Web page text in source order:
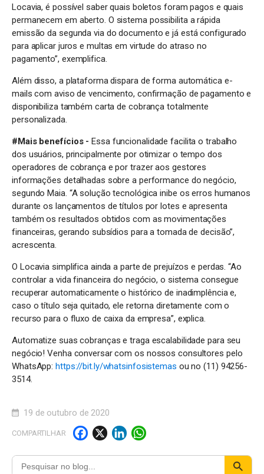
Locavia, é possível saber quais boletos foram pagos e quais
permanecem em aberto. O sistema possibilita a rápida
emissão da segunda via do documento e já está configurado
para aplicar juros e multas em virtude do atraso no
pagamento”, exemplifica.
Além disso, a plataforma dispara de forma automática e-
mails com aviso de vencimento, confirmação de pagamento e
disponibiliza também carta de cobrança totalmente
personalizada.
#Mais benefícios - Essa funcionalidade facilita o trabalho
dos usuários, principalmente por otimizar o tempo dos
operadores de cobrança e por trazer aos gestores
informações detalhadas sobre a performance do negócio,
segundo Maia. “A solução tecnológica inibe os erros humanos
durante os lançamentos de títulos por lotes e apresenta
também os resultados obtidos com as movimentações
financeiras, gerando subsídios para a tomada de decisão”,
acrescenta.
O Locavia simplifica ainda a parte de prejuízos e perdas. “Ao
controlar a vida financeira do negócio, o sistema consegue
recuperar automaticamente o histórico de inadimplência e,
caso o título seja quitado, ele retorna diretamente com o
recurso para o fluxo de caixa da empresa”, explica.
Automatize suas cobranças e traga escalabilidade para seu
negócio! Venha conversar com os nossos consultores pelo
WhatsApp:https://bit.ly/whatsinfosistemas ou no (11) 94256-
3514.
19 de outubro de 2020
COMPARTILHAR
F
a
X Li
n
W
h